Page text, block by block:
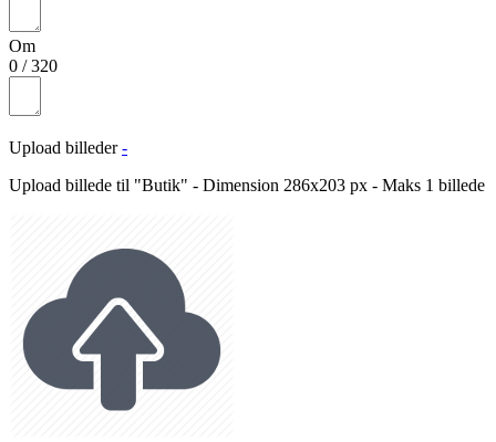
Om
0 /320
Upload billeder -
Upload billede til "Butik" - Dimension 286x203 px - Maks 1 billede